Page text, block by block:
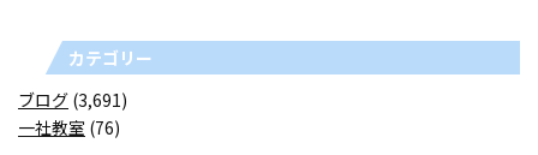
カテゴリー
ブログ (3,691)
一社教室 (76)